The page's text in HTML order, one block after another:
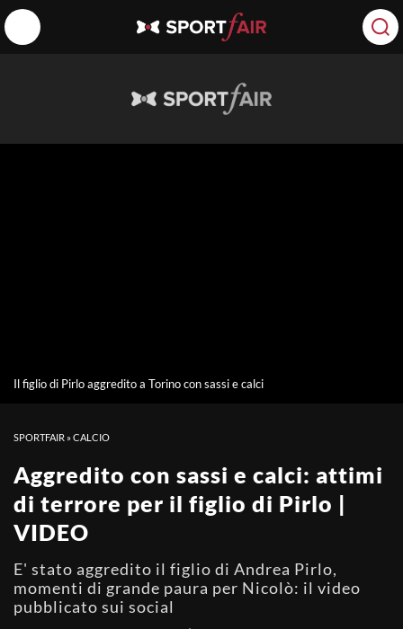
a
V
i
Il figlio di Pirlo aggredito a Torino con sassi e calci
SPORTFAIR »CALCIO
Aggredito con sassi e calci: attimi
di terrore per il figlio di Pirlo |
VIDEO
E' stato aggredito il figlio di Andrea Pirlo,
momenti di grande paura per Nicolò: il video
pubblicato sui social